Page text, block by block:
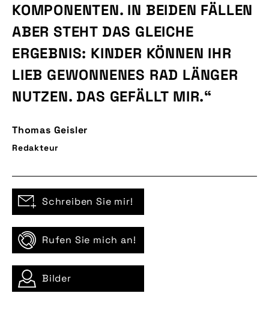
KOMPONENTEN. IN BEIDEN FÄLLEN
ABER STEHT DAS GLEICHE
ERGEBNIS: KINDER KÖNNEN IHR
LIEB GEWONNENES RAD LÄNGER
NUTZEN. DAS GEFÄLLT MIR.“
Thomas Geisler
Redakteur
Schreiben Sie mir!
Rufen Sie mich an!
Bilder